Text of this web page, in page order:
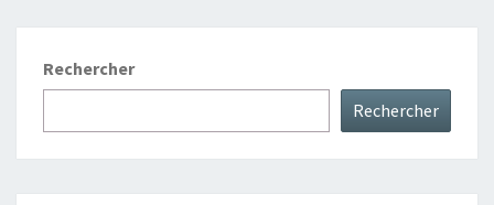
Rechercher
Rechercher